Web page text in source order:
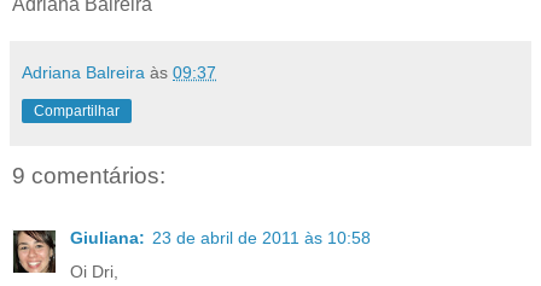
Adriana Balreira
Adriana Balreira às 09:37
Compartilhar
9 comentários:
Giuliana: 23 de abril de 2011 às 10:58
Oi Dri,